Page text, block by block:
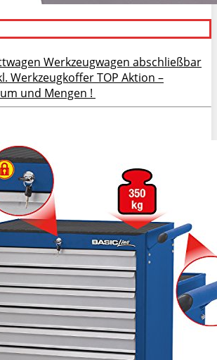
Werkzeugwagen abschließbar
Werkzeugkoffer TOP Aktion –
und Mengen !